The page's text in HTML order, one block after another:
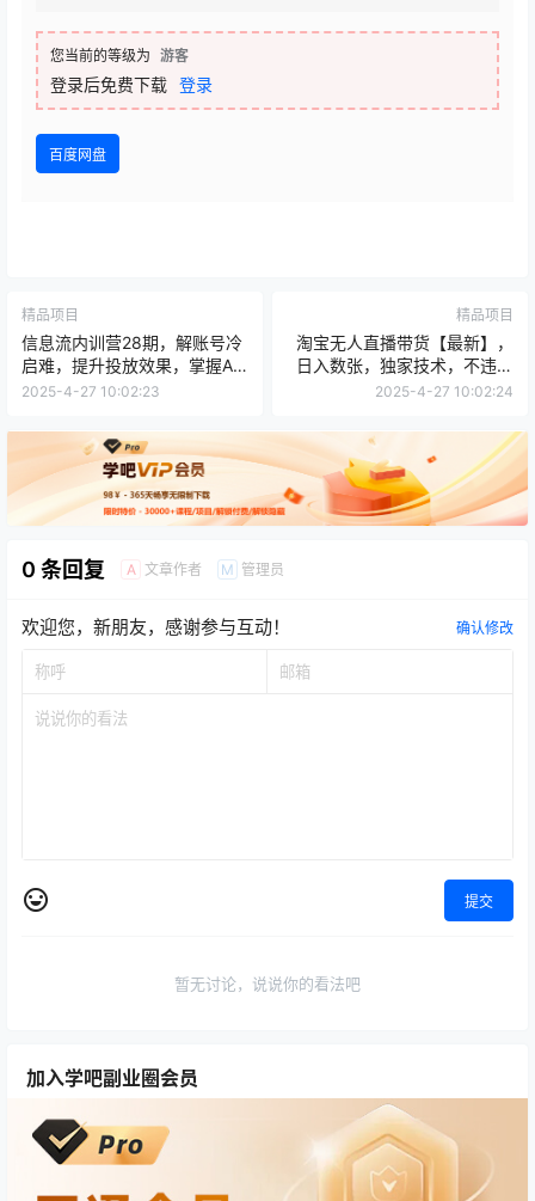
您当前的等级为 游客
登录后免费下载 登录
百度网盘
精品项目
信息流内训营28期，解账号冷
启难，提升投放效果，掌握AI
用法
2025-4-27 10:02:23
精品项目
淘宝无人直播带货【最新】，
日入数张，独家技术，不违规
不封号，操作简单
2025-4-27 10:02:24
0 条回复 A 文章作者 M 管理员
欢迎您，新朋友，感谢参与互动！ 确认修改
提交
暂无讨论，说说你的看法吧
加入学吧副业圈会员